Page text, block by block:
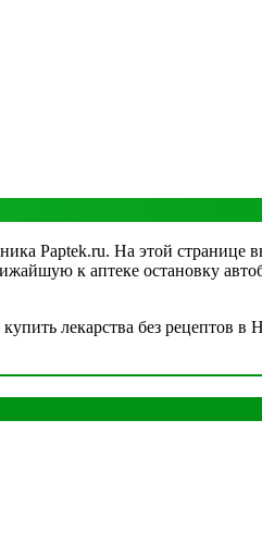
Paptek.ru. На этой странице
к аптеке остановку
лекарства без рецептов в